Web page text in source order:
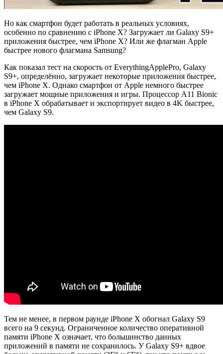
Но как смартфон будет работать в реальных условиях,
особенно по сравнению с iPhone X? Загружает ли Galaxy S9+
приложения быстрее, чем iPhone X? Или же флагман Apple
быстрее нового флагмана Samsung?
Как показал тест на скорость от EverythingApplePro, Galaxy
S9+, определённо, загружает некоторые приложения быстрее,
чем iPhone X. Однако смартфон от Apple немного быстрее
загружает мощные приложения и игры. Процессор A11 Bionic
в iPhone X обрабатывает и экспортирует видео в 4K быстрее,
чем Galaxy S9.
Тем не менее, в первом раунде iPhone X обогнал Galaxy S9
всего на 9 секунд. Ограниченное количество оперативной
памяти iPhone X означает, что большинство данных
приложений в памяти не сохранилось. У Galaxy S9+ вдвое